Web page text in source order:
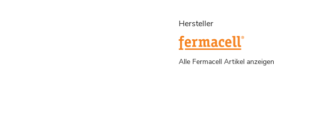
Hersteller
Alle Fermacell Artikel anzeigen